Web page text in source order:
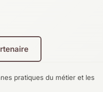
pratiques du métier et les